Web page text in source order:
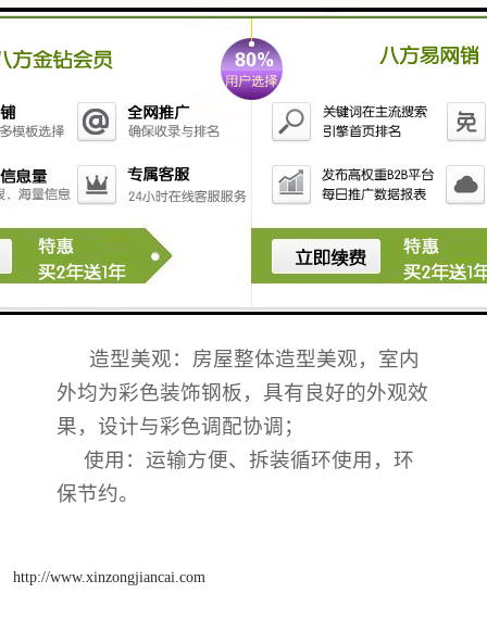
以上价格均为参考价，如有意向可联系客
服或者电联客服经理！
单层活动板房是通过充分利用夹芯墙板及
屋面板的自身强度，经过拉钉、螺栓、自
单层活动板房可工业化生产。可周转使
用，免室内装修，实现了室内美观、施工
快捷安全的临建理念。
结构可靠：密封严密、隔热保温、防
造型美观：房屋整体造型美观，室内
外均为彩色装饰钢板，具有良好的外观效
果，设计与彩色调配协调；
使用：运输方便、拆装循环使用，环
保节约。
http://www.xinzongjiancai.com